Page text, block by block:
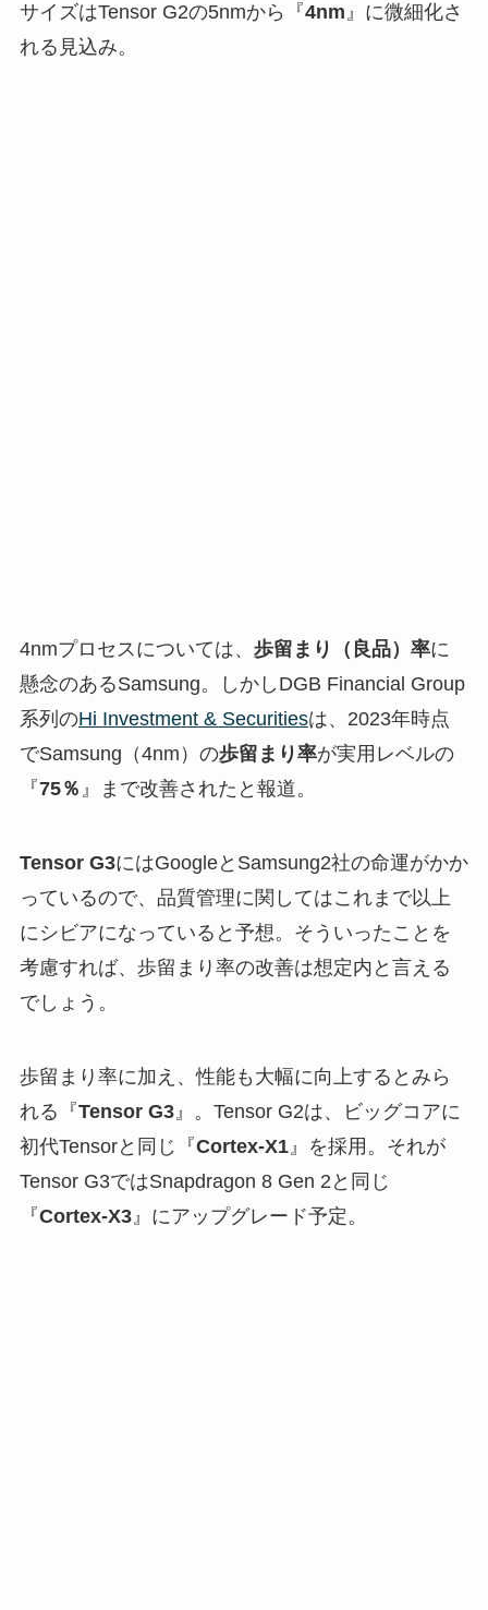
サイズはTensor G2の5nmから『4nm』に微細化さ
れる見込み。
4nmプロセスについては、 歩留まり（良品）率に
懸念のあるSamsung。しかしDGB Financial Group
系列のHi Investment & Securitiesは、2023年時点
でSamsung（4nm）の歩留まり率が実用レベルの
『75％ 』まで改善されたと報道。
Tensor G3にはGoogleとSamsung2社の命運がかか
っているので、品質管理に関してはこれまで以上
にシビアになっていると予想。そういったことを
考慮すれば、歩留まり率の改善は想定内と言える
でしょう。
歩留まり率に加え、性能も大幅に向上するとみら
れる『Tensor G3』。Tensor G2は、ビッグコアに
初代Tensorと同じ『Cortex-X1』を採用。それが
Tensor G3ではSnapdragon 8 Gen 2と同じ
『Cortex-X3』にアップグレード予定。